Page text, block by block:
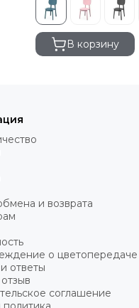
В корзину
и возврата
о цветопередаче
ответы
соглашение